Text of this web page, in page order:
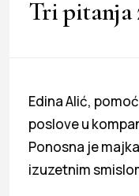
Tri pitanja
Edina Alić,
poslove u
Ponosna je
izuzetnim